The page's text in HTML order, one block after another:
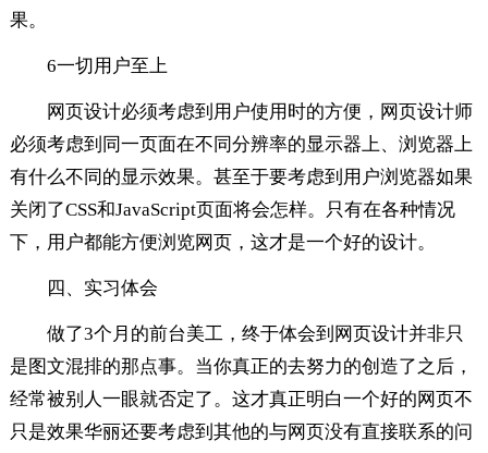
果。
6一切用户至上
网页设计必须考虑到用户使用时的方便，网页设计师
必须考虑到同一页面在不同分辨率的显示器上、浏览器上
有什么不同的显示效果。甚至于要考虑到用户浏览器如果
关闭了CSS和JavaScript页面将会怎样。只有在各种情况
下，用户都能方便浏览网页，这才是一个好的设计。
四、实习体会
做了3个月的前台美工，终于体会到网页设计并非只
是图文混排的那点事。当你真正的去努力的创造了之后，
经常被别人一眼就否定了。这才真正明白一个好的网页不
只是效果华丽还要考虑到其他的与网页没有直接联系的问